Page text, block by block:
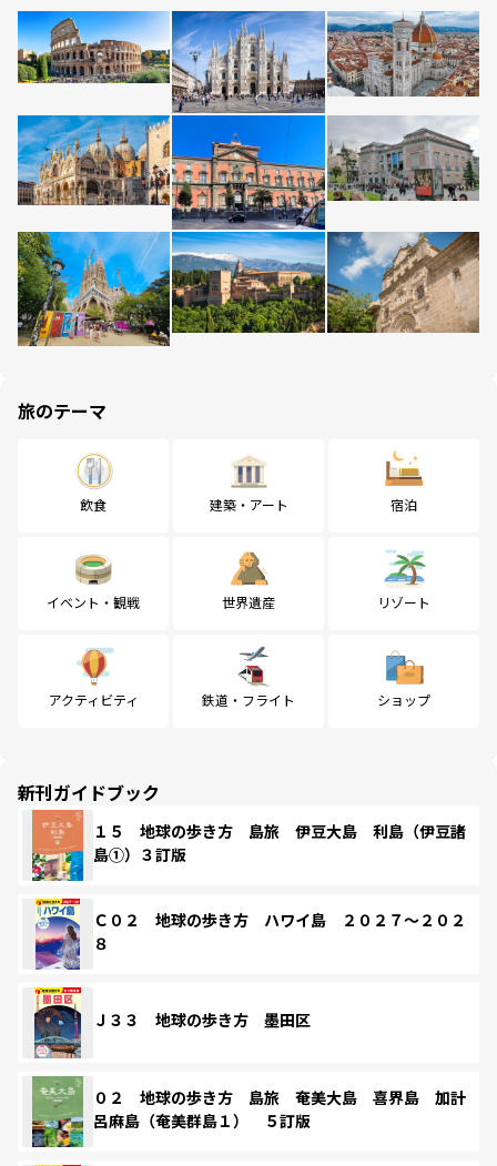
旅のテーマ
飲食 建築・アート 宿泊
イベント・観戦 世界遺産 リゾート
アクティビティ 鉄道・フライト ショップ
新刊ガイドブック
１５ 地球の歩き方 島旅 伊豆大島 利島（伊豆諸
島①）３訂版
Ｃ０２ 地球の歩き方 ハワイ島 ２０２７～２０２
８
Ｊ３３ 地球の歩き方 墨田区
０２ 地球の歩き方 島旅 奄美大島 喜界島 加計
呂麻島（奄美群島１） ５訂版